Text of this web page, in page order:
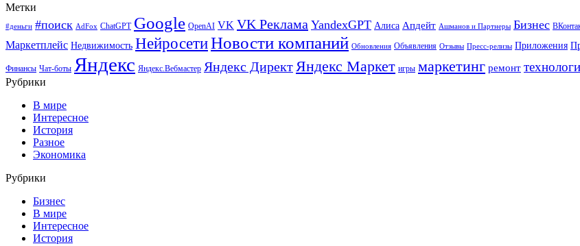
Метки
#деньги #поиск AdFox ChatGPT Google OpenAI VK VK Реклама YandexGPT Алиса Апдейт Ашманов и Партнеры Бизнес
Маркетплейс Недвижимость НейросетиНовости компаний Обновления Объявления Отзывы Пресс-релизы Приложения
Финансы Чат-боты Яндекс Яндекс.Вебмастер Яндекс Директ Яндекс Маркет игры маркетинг ремонт
Рубрики
В мире
Интересное
История
Разное
Экономика
Рубрики
Бизнес
В мире
Интересное
История